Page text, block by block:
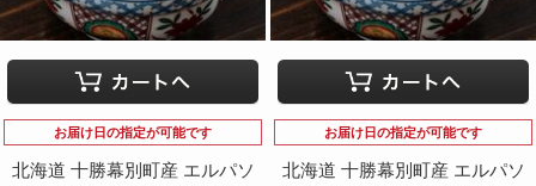
お届け日の指定が可能です
北海道 十勝幕別町産 エルパソ
お届け日の指定が可能です
北海道 十勝幕別町産 エルパソ